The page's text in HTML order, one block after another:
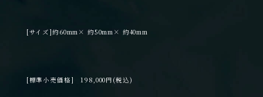
[サイズ]約60mm× 約50mm× 約40mm
[標準小売価格] 198,000円(税込)